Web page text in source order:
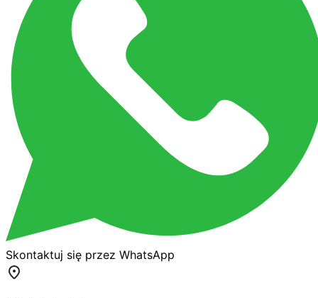
Skontaktuj się przez WhatsApp